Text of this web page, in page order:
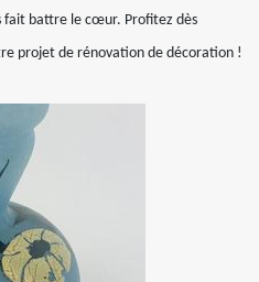
fait battre le cœur. Profitez dès
projet de rénovation de décoration !